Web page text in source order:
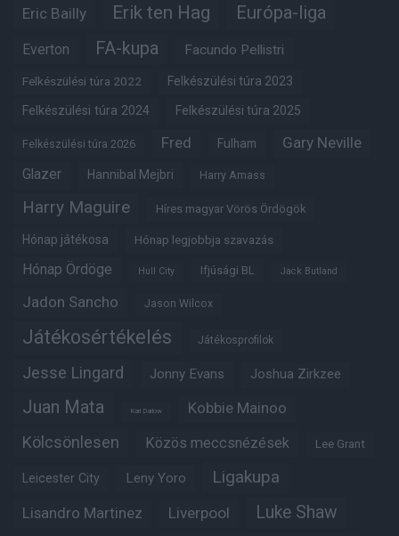
Eric Bailly Erik ten Hag Európa-liga
Everton FA-kupa Facundo Pellistri
Felkészülési túra 2022 Felkészülési túra 2023
Felkészülési túra 2024 Felkészülési túra 2025
Felkészülési túra 2026 Fred Fulham Gary Neville
Glazer Hannibal Mejbri Harry Amass
Harry Maguire Híres magyar Vörös Ördögök
Hónap játékosa Hónap legjobbja szavazás
Hónap Ördöge Hull City Ifjúsági BL Jack Butland
Jadon Sancho Jason Wilcox
Játékosértékelés Játékosprofilok
Jesse Lingard Jonny Evans Joshua Zirkzee
Juan Mata Karl Darlow Kobbie Mainoo
Kölcsönlesen Közös meccsnézések Lee Grant
Leicester City Leny Yoro Ligakupa
Lisandro Martinez Liverpool Luke Shaw